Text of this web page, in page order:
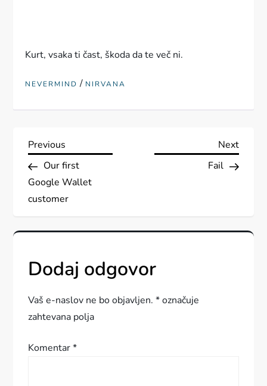
Kurt, vsaka ti čast, škoda da te več ni.
NEVERMIND / NIRVANA
N
a
v
i
g
a
c
i
Previous
Post
Previous
Our first
Google Wallet
customer
Next
Next
Fail
Dodaj odgovor
Vaš e-naslov ne bo objavljen. *označuje
zahtevana polja
Komentar*